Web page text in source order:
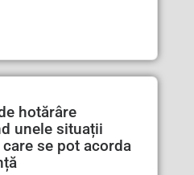
hotărâre
unele situații
se pot acorda